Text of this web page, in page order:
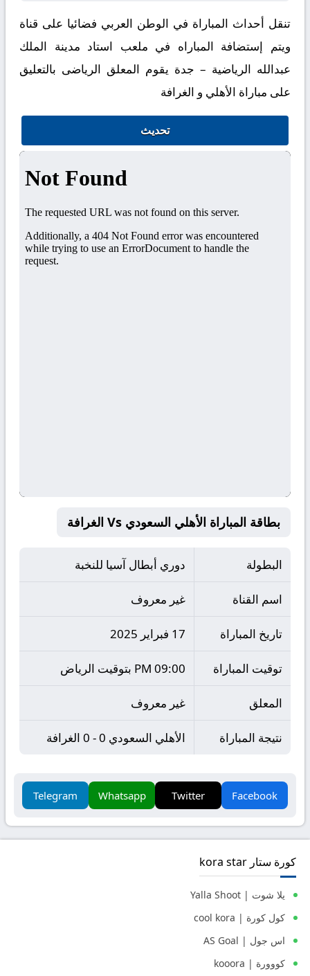
تنقل أحداث المباراة في الوطن العربي فضائيا على قناة
ويتم إستضافة المباراه في ملعب استاد مدينة الملك
عبدالله الرياضية – جدة يقوم المعلق الرياضى بالتعليق
على مباراة الأهلي و الغرافة
تحديث
بطاقة المباراة الأهلي السعودي Vs الغرافة
البطولة دوري أبطال آسيا للنخبة
اسم القناة غير معروف
تاريخ المباراة 17 فبراير 2025
توقيت المباراة 09:00 PM بتوقيت الرياض
المعلق غير معروف
نتيجة المباراة الأهلي السعودي 0 - 0 الغرافة
Facebook
Twitter
Whatsapp
Telegram
كورة ستار kora star
يلا شوت | Yalla Shoot
كول كورة | cool kora
اس جول | AS Goal
كووورة | kooora